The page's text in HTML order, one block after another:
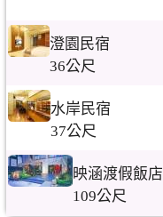
澄園民宿
36公尺
水岸民宿
37公尺
映涵渡假飯店
109公尺